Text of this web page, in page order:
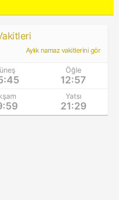
Aylık namaz vakitlerini gör
Öğle
12:57
Yatsı
21:29